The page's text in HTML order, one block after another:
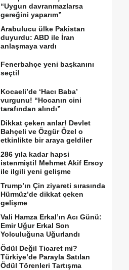
“Uygun davranmazlarsa
gereğini yaparım”
Arabulucu ülke Pakistan
duyurdu: ABD ile İran
anlaşmaya vardı
Fenerbahçe yeni başkanını
seçti!
Kocaeli’de ‘Hacı Baba’
vurgunu! “Hocanın cini
tarafından alındı”
Dikkat çeken anlar! Devlet
Bahçeli ve Özgür Özel o
etkinlikte bir araya geldiler
286 yıla kadar hapsi
istenmişti! Mehmet Akif Ersoy
ile ilgili yeni gelişme
Trump’ın Çin ziyareti sırasında
Hürmüz’de dikkat çeken
gelişme
Vali Hamza Erkal’ın Acı Günü:
Emir Uğur Erkal Son
Yolculuğuna Uğurlandı
Ödül Değil Ticaret mi?
Türkiye’de Parayla Satılan
Ödül Törenleri Tartışma